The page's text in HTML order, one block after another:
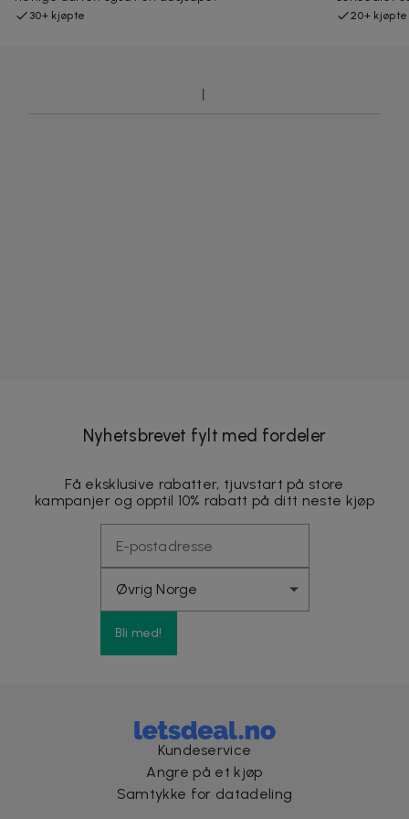
30+ kjøpte 20+ kjøpte
Nyhetsbrevet fylt med fordeler
Få eksklusive rabatter, tjuvstart på store
kampanjer og opptil 10% rabatt på ditt neste kjøp
Bli med!
Kundeservice
Angre på et kjøp
Samtykke for datadeling